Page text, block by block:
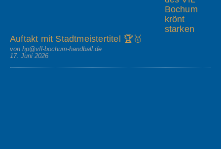
Bochum
krönt
starken
Auftakt mit Stadtmeistertitel 🏆🥇
von hp@vfl-bochum-handball.de
17. Juni 2026